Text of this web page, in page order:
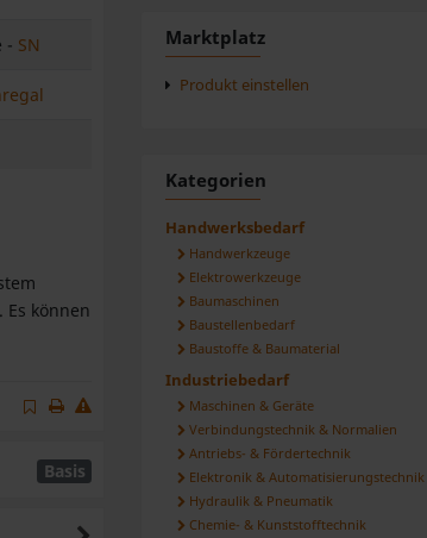
- SN
weiterleiten
teilen
X teilen
auf XING teilen
auf LinkedIn teilen
können
Basis
Marktplatz
Produkt einstellen
Kategorien
Handwerksbedarf
Handwerkzeuge
Elektrowerkzeuge
Baumaschinen
Baustellenbedarf
Baustoffe & Baumaterial
Industriebedarf
Maschinen & Geräte
Verbindungstechnik & Normalien
Antriebs- & Fördertechnik
Elektronik & Automatisierungstechnik
Hydraulik & Pneumatik
Chemie- & Kunststofftechnik